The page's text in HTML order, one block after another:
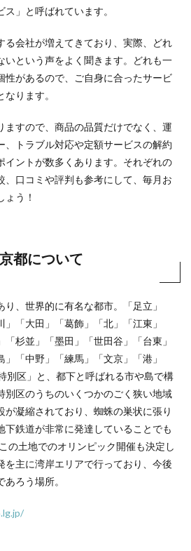
」と呼ばれています。
る会社が増えてきており、実際、どれ
いという声をよく聞きます。どれも一
性があるので、ご自身に合ったサービ
ります。
ますので、商品の品質だけでなく、運
、トラブル対応や定額サービスの解約
イントが数多くあります。それぞれの
、口コミや評判も参考にして、毎月お
う！
都について
、世界的に有名な都市。「足立」
」「大田」「葛飾」「北」「江東」
「杉並」「墨田」「世田谷」「台東」
」「中野」「練馬」「文京」「港」
別区」と、都下と呼ばれる市や島で構
別区のうちのいくつかのごく狭い地域
が凝縮されており、蜘蛛の巣状に張り
下鉄道が非常に発達していることでも
の土地でのオリンピック開催も決定し
を主に湾岸エリアで行っており、今後
ろう場所。